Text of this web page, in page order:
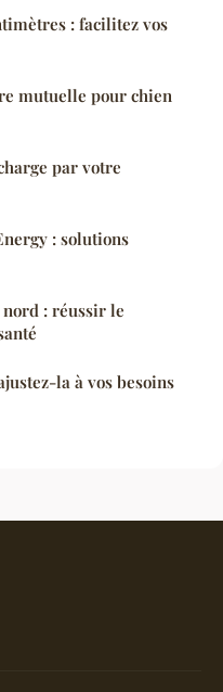
: facilitez vos
mutuelle pour chien
par votre
: solutions
nord : réussir le
la à vos besoins